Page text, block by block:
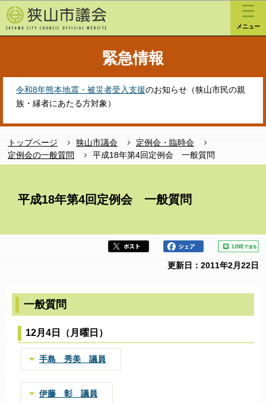
の
ペ
す
このページの本文へ移動
メニュー
緊急情報
令和8年熊本地震・被災者受入支援のお知らせ（狭山市民の親
族・縁者にあたる方対象）
トップページ 狭山市議会
定例会・臨時会
定例会の一般質問
平成18年第4回定例会 一般質問
平成18年第4回定例会 一般質問
更新日：2011年2月22日
一般質問
12月4日（月曜日）
手島 秀美 議員
伊藤 彰 議員